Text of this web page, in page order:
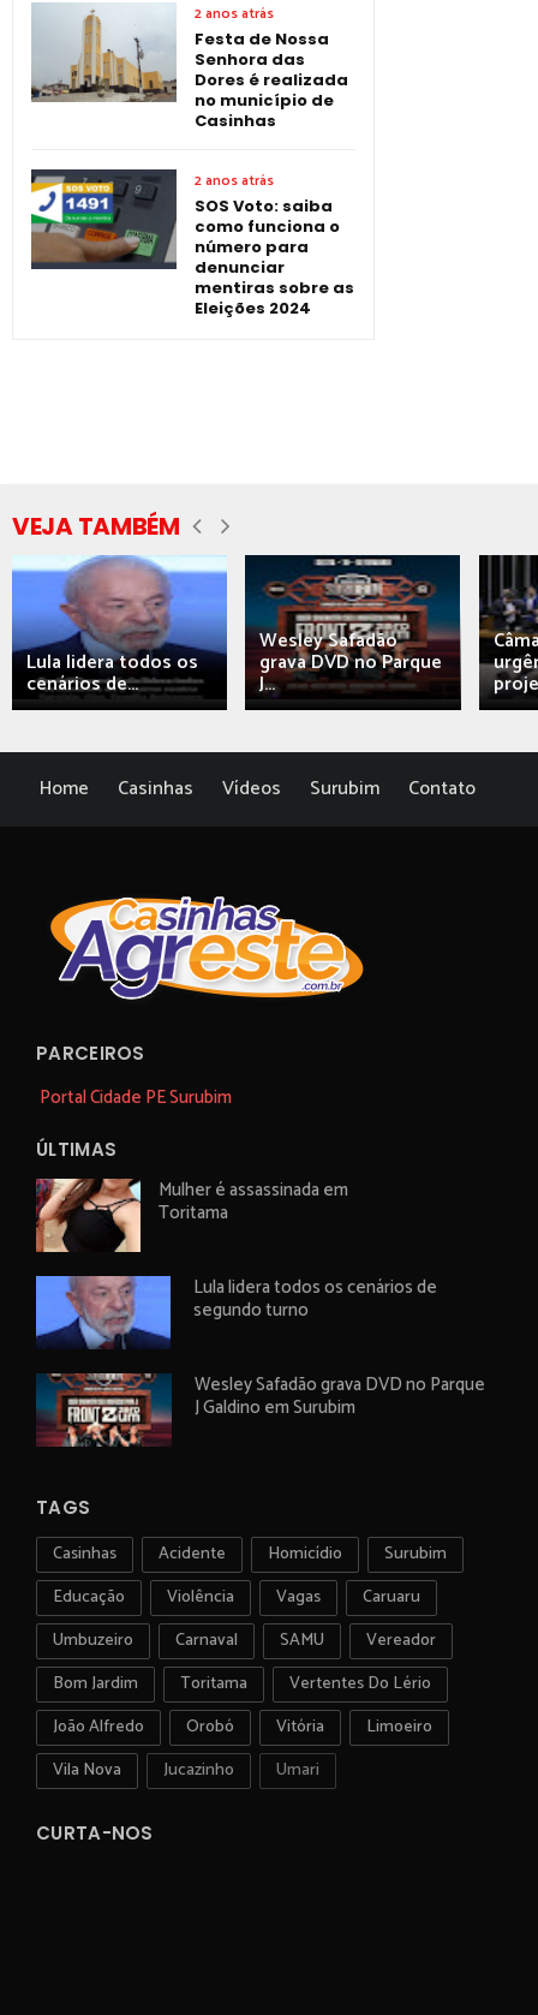
2 anos atrás
Festa de Nossa
Senhora das
Dores é realizada
no município de
Casinhas
2 anos atrás
SOS Voto: saiba
como funciona o
número para
denunciar
mentiras sobre as
Eleições 2024
VEJA TAMBÉM
Lula lidera todos os
cenários de...
Wesley Safadão
grava DVD no Parque
J...
Home Casinhas Vídeos Surubim Contato
PARCEIROS
Portal Cidade PE Surubim
ÚLTIMAS
Mulher é assassinada em
Toritama
Lula lidera todos os cenários de
segundo turno
Wesley Safadão grava DVD no Parque
J Galdino em Surubim
TAGS
Casinhas Acidente Homicídio
Surubim
Educação
Violência Vagas
Caruaru
Umbuzeiro
Carnaval SAMU
Vereador
Bom Jardim
Toritama
Vertentes Do Lério
João Alfredo
Orobó Vitória
Limoeiro
Vila Nova
Jucazinho Umari
CURTA-NOS